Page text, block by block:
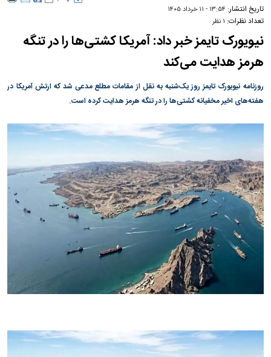
تاریخ انتشار: ۱۳:۵۴ - ۱۱ خرداد ۱۴۰۵
تعداد نظرات: ۱ نظر
نیویورک تایمز خبر داد: آمریکا کشتی‌ها را در تنگه
هرمز هدایت می‌کند
روزنامه نیویورک تایمز روز یک‌شنبه به نقل از مقامات مطلع مدعی شد که ارتش آمریکا در
هفته‌های اخیر مخفیانه کشتی‌ها را در تنگه هرمز هدایت کرده است.